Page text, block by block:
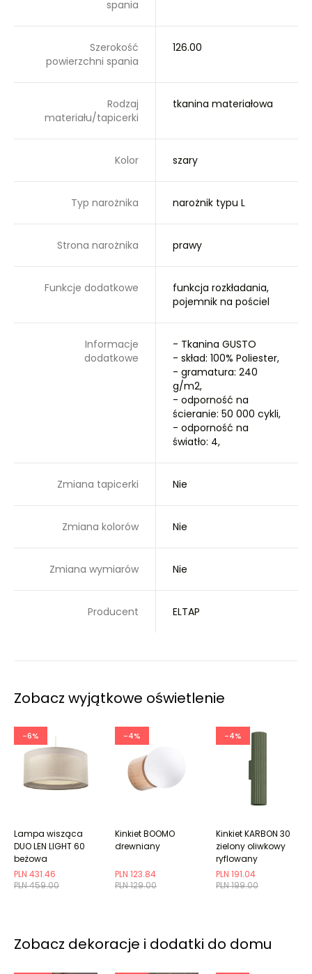
spania
Szerokość
powierzchni spania
126.00
Rodzaj
materiału/tapicerki
tkanina materiałowa
Kolor szary
Typ narożnika narożnik typu L
Strona narożnika prawy
Funkcje dodatkowe
funkcja rozkładania,
pojemnik na pościel
Informacje
dodatkowe
- Tkanina GUSTO
- skład: 100% Poliester,
- gramatura: 240
g/m2,
- odporność na
ścieranie: 50 000 cykli,
- odporność na
światło: 4,
Zmiana tapicerki Nie
Zmiana kolorów Nie
Zmiana wymiarów Nie
Producent ELTAP
Zobacz wyjątkowe oświetlenie
-6%
PLN 459.00
PLN 431.46
Lampa wisząca
DUO LEN LIGHT 60
beżowa
-4%
PLN 129.00
PLN 123.84
Kinkiet BOOMO
drewniany
-4%
PLN 199.00
PLN 191.04
Kinkiet KARBON 30
zielony oliwkowy
ryflowany
Zobacz dekoracje i dodatki do domu